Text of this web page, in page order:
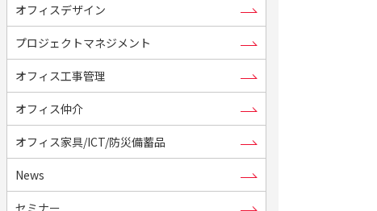
オフィスデザイン
プロジェクトマネジメント
オフィス工事管理
オフィス仲介
オフィス家具/ICT/防災備蓄品
News
セミナー